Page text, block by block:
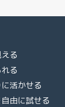
る
る
活かせる
由に試せる